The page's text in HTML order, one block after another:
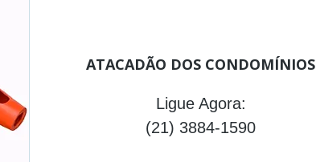
ATACADÃO DOS CONDOMÍNIOS
Ligue Agora:
(21) 3884-1590